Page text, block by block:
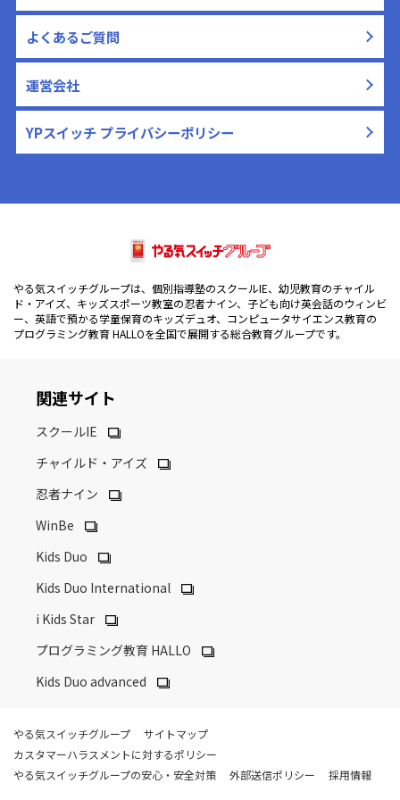
よくあるご質問
運営会社
YPスイッチ プライバシーポリシー
やる気スイッチグループは、個別指導塾のスクールIE、幼児教育のチャイル
ド・アイズ、キッズスポーツ教室の忍者ナイン、子ども向け英会話のウィンビ
ー、英語で預かる学童保育のキッズデュオ、コンピュータサイエンス教育の
プログラミング教育 HALLOを全国で展開する総合教育グループです。
関連サイト
スクールIE
チャイルド・アイズ
忍者ナイン
WinBe
Kids Duo
Kids Duo International
i Kids Star
プログラミング教育 HALLO
Kids Duo advanced
やる気スイッチグループ
サイトマップ
カスタマーハラスメントに対するポリシー
やる気スイッチグループの安心・安全対策
外部送信ポリシー 採用情報